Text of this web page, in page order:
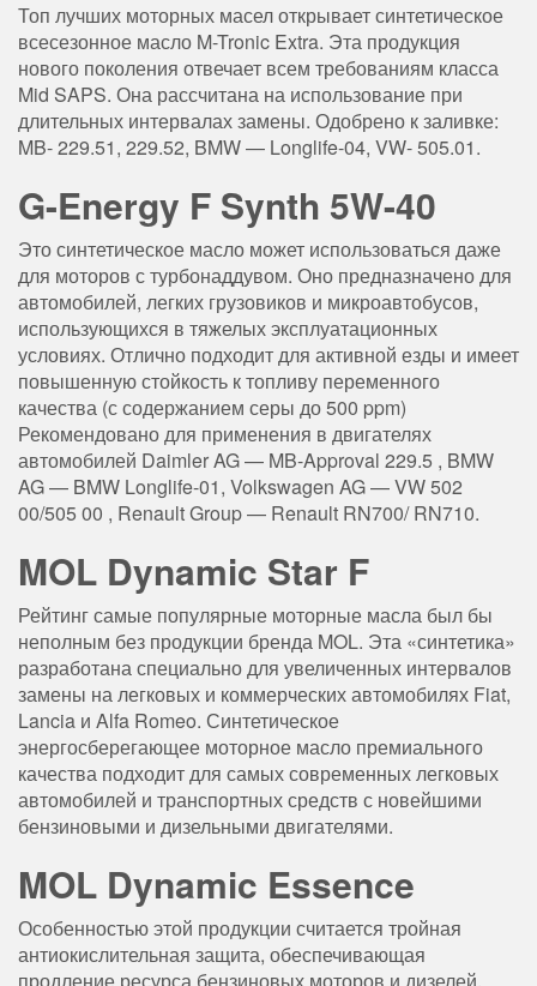
Топ лучших моторных масел открывает синтетическое
всесезонное масло M-Tronic Extra. Эта продукция
нового поколения отвечает всем требованиям класса
Mid SAPS. Она рассчитана на использование при
длительных интервалах замены. Одобрено к заливке:
MB- 229.51, 229.52, BMW — Longlife-04, VW- 505.01.
G-Energy F Synth 5W-40
Это синтетическое масло может использоваться даже
для моторов с турбонаддувом. Оно предназначено для
автомобилей, легких грузовиков и микроавтобусов,
использующихся в тяжелых эксплуатационных
условиях. Отлично подходит для активной езды и имеет
повышенную стойкость к топливу переменного
качества (с содержанием серы до 500 ppm)
Рекомендовано для применения в двигателях
автомобилей Daimler AG — MB-Approval 229.5 , BMW
AG — BMW Longlife-01, Volkswagen AG — VW 502
00/505 00 , Renault Group — Renault RN700/ RN710.
MOL Dynamic Star F
Рейтинг самые популярные моторные масла был бы
неполным без продукции бренда MOL. Эта «синтетика»
разработана специально для увеличенных интервалов
замены на легковых и коммерческих автомобилях Fiat,
Lancia и Alfa Romeo. Синтетическое
энергосберегающее моторное масло премиального
качества подходит для самых современных легковых
автомобилей и транспортных средств с новейшими
бензиновыми и дизельными двигателями.
MOL Dynamic Essence
Особенностью этой продукции считается тройная
антиокислительная защита, обеспечивающая